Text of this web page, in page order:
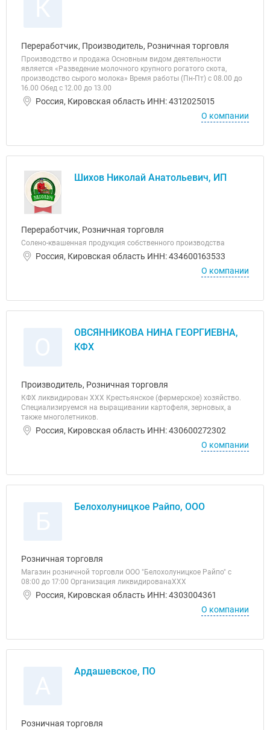
Переработчик, Производитель, Розничная торговля
Производство и продажа Основным видом деятельности
является «Разведение молочного крупного рогатого скота,
производство сырого молока» Время работы (Пн-Пт) с 08.00 до
16.00 Обед с 12.00 до 13.00
Россия, Кировская область ИНН: 4312025015
О компании
Шихов Николай Анатольевич, ИП
Переработчик, Розничная торговля
Солено-квашенная продукция собственного производства
Россия, Кировская область ИНН: 434600163533
О компании
ОВСЯННИКОВА НИНА ГЕОРГИЕВНА,
КФХ
Производитель, Розничная торговля
КФХ ликвидирован ХХХ Крестьянское (фермерское) хозяйство.
Специализируемся на выращивании картофеля, зерновых, а
также многолетников.
Россия, Кировская область ИНН: 430600272302
О компании
Белохолуницкое Райпо, ООО
Розничная торговля
Магазин розничной торговли ООО "Белохолуницкое Райпо" c
08:00 до 17:00 Организация ликвидированаХХХ
Россия, Кировская область ИНН: 4303004361
О компании
Ардашевское, ПО
Розничная торговля